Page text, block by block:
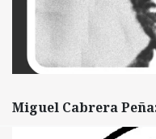
Miguel Cabrera